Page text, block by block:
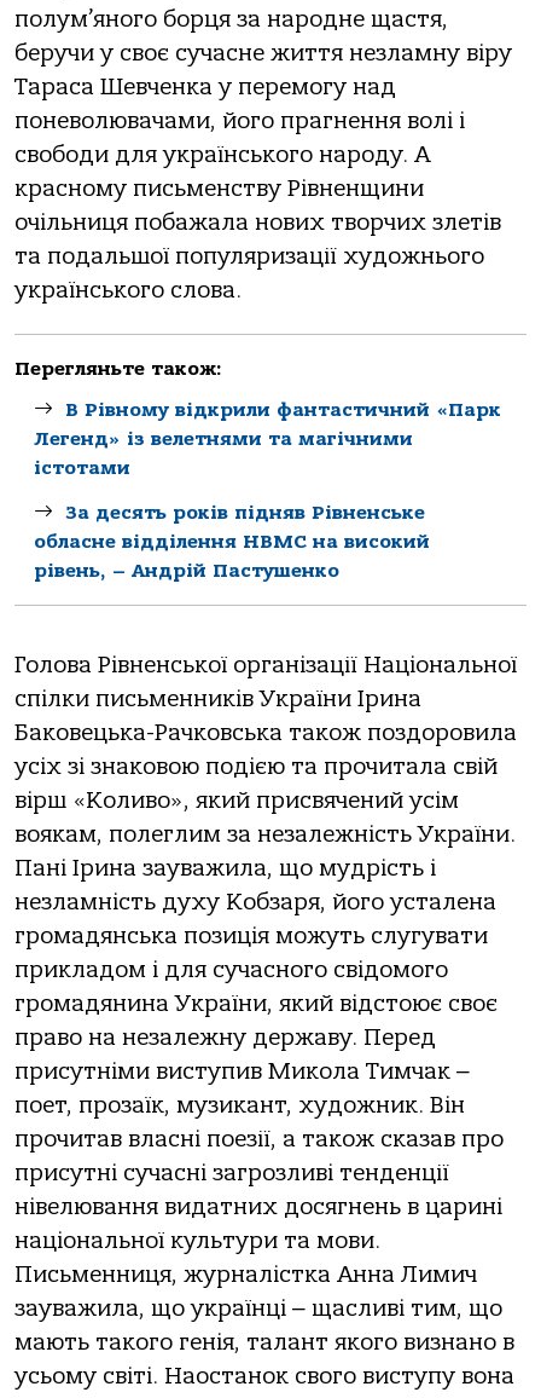
полум’яного борця за народне щастя,
беручи у своє сучасне життя незламну віру
Тараса Шевченка у перемогу над
поневолювачами, його прагнення волі і
свободи для українського народу. А
красному письменству Рівненщини
очільниця побажала нових творчих злетів
та подальшої популяризації художнього
українського слова.
Перегляньте також:
В Рівному відкрили фантастичний «Парк
Легенд» із велетнями та магічними
істотами
За десять років підняв Рівненське
обласне відділення НВМС на високий
рівень, – Андрій Пастушенко
Голова Рівненської організації Національної
спілки письменників України Ірина
Баковецька-Рачковська також поздоровила
усіх зі знаковою подією та прочитала свій
вірш «Коливо», який присвячений усім
воякам, полеглим за незалежність України.
Пані Ірина зауважила, що мудрість і
незламність духу Кобзаря, його усталена
громадянська позиція можуть слугувати
прикладом і для сучасного свідомого
громадянина України, який відстоює своє
право на незалежну державу. Перед
присутніми виступив Микола Тимчак ‒
поет, прозаїк, музикант, художник. Він
прочитав власні поезії, а також сказав про
присутні сучасні загрозливі тенденції
нівелювання видатних досягнень в царині
національної культури та мови.
Письменниця, журналістка Анна Лимич
зауважила, що українці ‒ щасливі тим, що
мають такого генія, талант якого визнано в
усьому світі. Наостанок свого виступу вона